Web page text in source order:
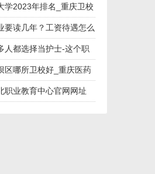
学2023年排名_重庆卫校
要读几年？工资待遇怎么
人都选择当护士-这个职
区哪所卫校好_重庆医药
职业教育中心官网网址